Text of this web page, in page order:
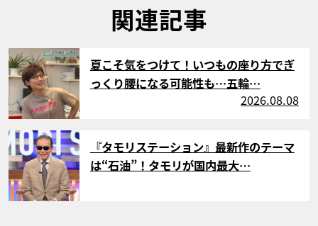
関連記事
サムネイル
夏こそ気をつけて！いつもの座り方でぎ
っくり腰になる可能性も…五輪…
2026.08.08
サムネイル
『タモリステーション』最新作のテーマ
は“石油”！タモリが国内最大…